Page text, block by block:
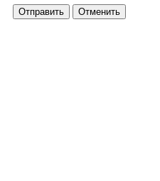
Отправить Отменить